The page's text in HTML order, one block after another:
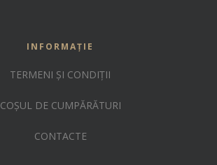
INFORMAȚIE
TERMENI ȘI CONDIȚII
COȘUL DE CUMPĂRĂTURI
CONTACTE